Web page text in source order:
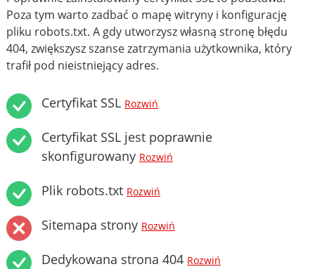
Poza tym warto zadbać o mapę witryny i konfigurację
pliku robots.txt. A gdy utworzysz własną stronę błędu
404, zwiększysz szanse zatrzymania użytkownika, który
trafił pod nieistniejący adres.
Certyfikat SSL Rozwiń
Certyfikat SSL jest poprawnie
skonfigurowany Rozwiń
Plik robots.txt Rozwiń
Sitemapa strony Rozwiń
Dedykowana strona 404 Rozwiń